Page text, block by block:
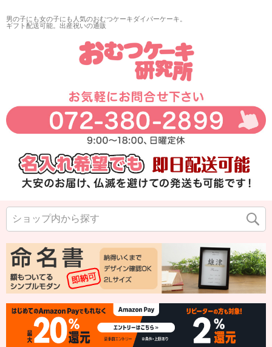
男の子にも女の子にも人気のおむつケーキダイパーケーキ。
ギフト配送可能。出産祝いの通販